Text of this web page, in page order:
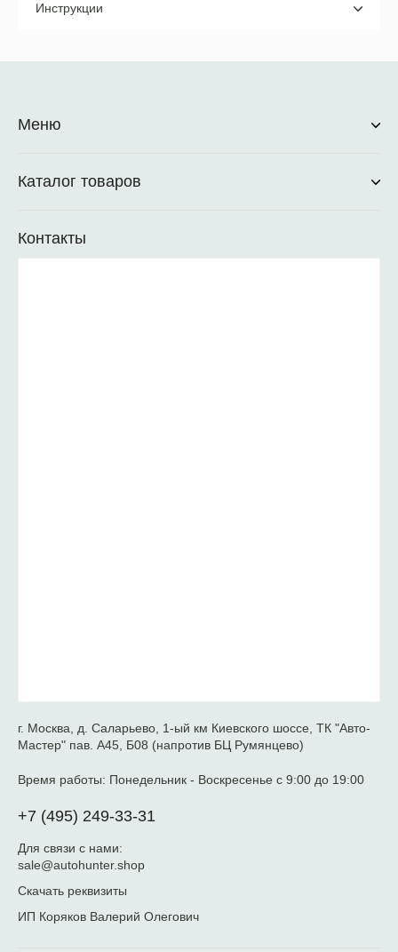
Инструкции
Меню
Каталог товаров
Контакты
г. Москва, д. Саларьево, 1-ый км Киевского шоссе, ТК "Авто-
Мастер" пав. А45, Б08 (напротив БЦ Румянцево)
Время работы: Понедельник - Воскресенье с 9:00 до 19:00
+7 (495) 249-33-31
Для связи с нами:
sale@autohunter.shop
Скачать реквизиты
ИП Коряков Валерий Олегович